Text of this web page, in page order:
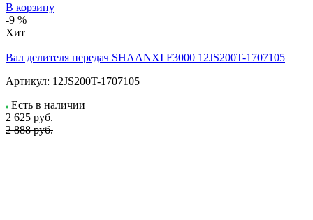
В корзину
-9 %
Хит
Вал делителя передач SHAANXI F3000 12JS200T-1707105
Артикул: 12JS200T-1707105
Есть в наличии
2 625 руб.
2 888 руб.